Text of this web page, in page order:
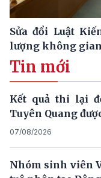
Sửa đổi Luật
lượng không
Tin mới
Kết quả thi lại
Tuyên Quang
07/08/2026
Nhóm sinh viên